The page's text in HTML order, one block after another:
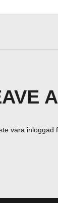
vara inloggad